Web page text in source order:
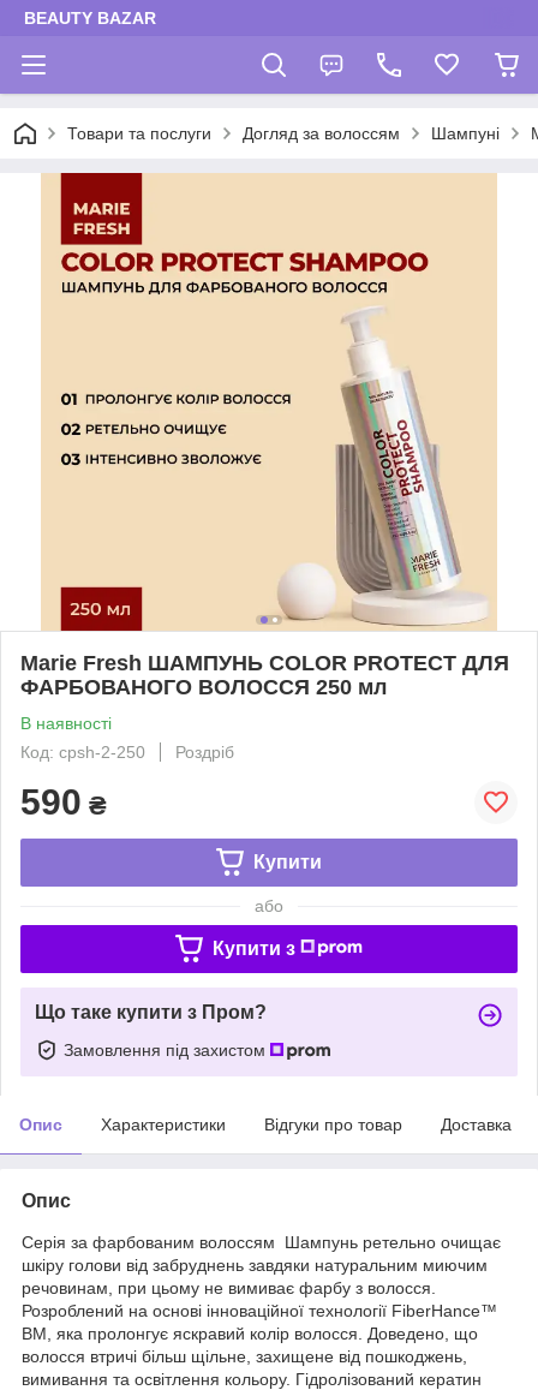
BEAUTY BAZAR
Товари та послуги Догляд за волоссям Шампуні
Marie Fresh ШАМПУНЬ COLOR PROTECT ДЛЯ
ФАРБОВАНОГО ВОЛОССЯ 250 мл
В наявності
Код: cpsh-2-250
Роздріб
590 ₴
Купити
або
Купити з
Що таке купити з Пром?
Замовлення під захистом
Опис Характеристики Відгуки про товар Доставка
Опис
Серія за фарбованим волоссям Шампунь ретельно очищає
шкіру голови від забруднень завдяки натуральним миючим
речовинам, при цьому не вимиває фарбу з волосся.
Розроблений на основі інноваційної технології FiberHance™
BM, яка пролонгує яскравий колір волосся. Доведено, що
волосся втричі більш щільне, захищене від пошкоджень,
вимивання та освітлення кольору. Гідролізований кератин